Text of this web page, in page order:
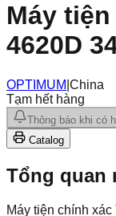
Máy
4620D
OPTIMUM China
Tạm hết hàng
Thông báo khi có
Catalog
Tổng quan
Máy tiện chính